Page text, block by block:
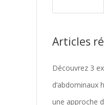
Articles
Découvrez 3
d’abdominaux
une approche